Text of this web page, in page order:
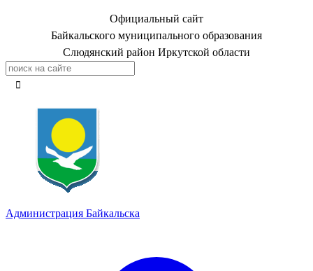
Официальный сайт
Байкальского муниципального образования
Слюдянский район Иркутской области
Администрация Байкальска